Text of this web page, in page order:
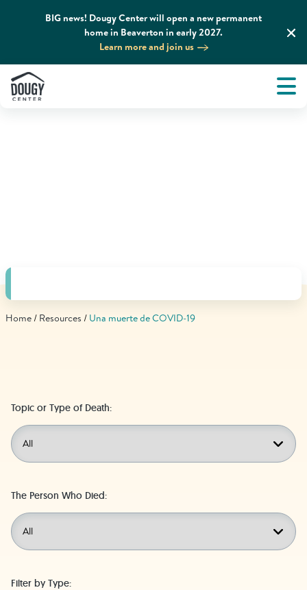
BIG news! Dougy Center will open a new permanent
home in Beaverton in early 2027.
Learn more and join us
About
Home Resources Una muerte de COVID-19
Topic or Type of Death:
The Person Who Died:
Filter by Type: